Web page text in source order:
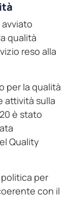
qualità
reso alla
per la qualità
attività sulla
è stato
Quality
per
con il